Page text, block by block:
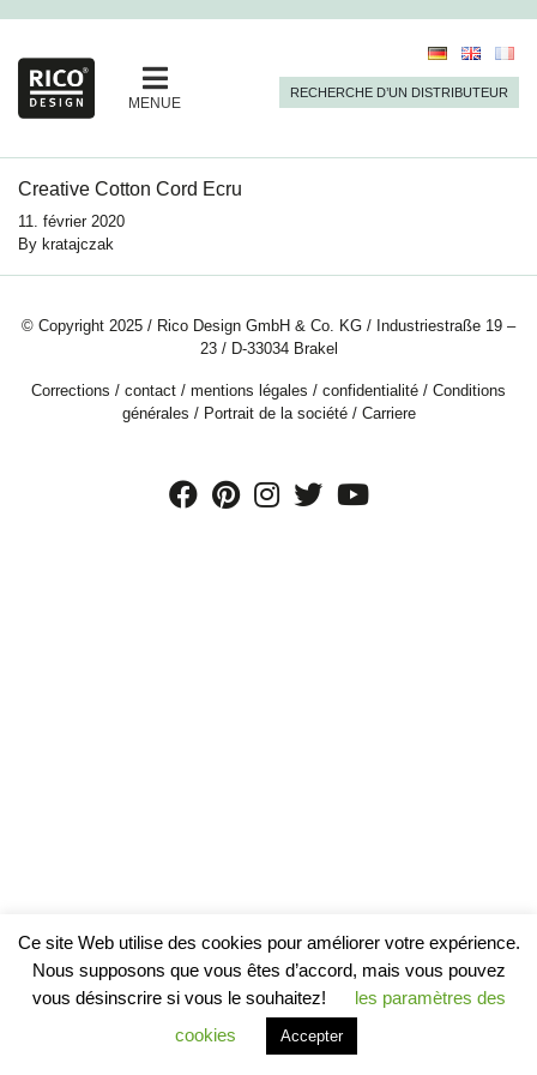
MENUE
RECHERCHE D’UN DISTRIBUTEUR
Creative Cotton Cord Ecru
11. février 2020
By kratajczak
© Copyright 2025 / Rico Design GmbH & Co. KG / Industriestraße 19 –
23 / D-33034 Brakel
Corrections / contact / mentions légales / confidentialité / Conditions
générales / Portrait de la société/ Carriere
Ce site Web utilise des cookies pour améliorer votre expérience.
Nous supposons que vous êtes d’accord, mais vous pouvez
vous désinscrire si vous le souhaitez!
les paramètres des
cookies
Accepter